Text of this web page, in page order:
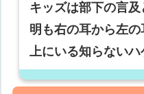
キッズは部下の言
明も右の耳から左
上にいる知らないハ